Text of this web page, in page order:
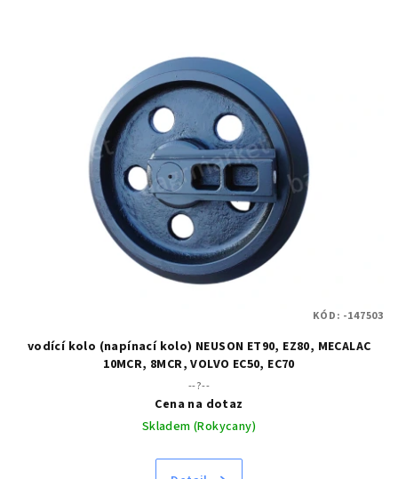
vodící kolo (napínací kolo) NEUSON ET90, EZ80, MECALAC
10MCR, 8MCR, VOLVO EC50, EC70
--?--
Cena na dotaz
Skladem (Rokycany)
KÓD: -147503